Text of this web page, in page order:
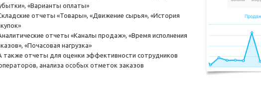
«Варианты оплаты»
отчеты «Товары», «Движение сырья», «История
отчеты «Каналы продаж», «Время исполнения
«Почасовая нагрузка»
также отчеты для оценки эффективности сотрудников
анализа особых отметок заказов